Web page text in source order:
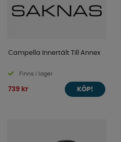
Campella Innertält Till Annex
Finns i lager
739 kr KÖP!